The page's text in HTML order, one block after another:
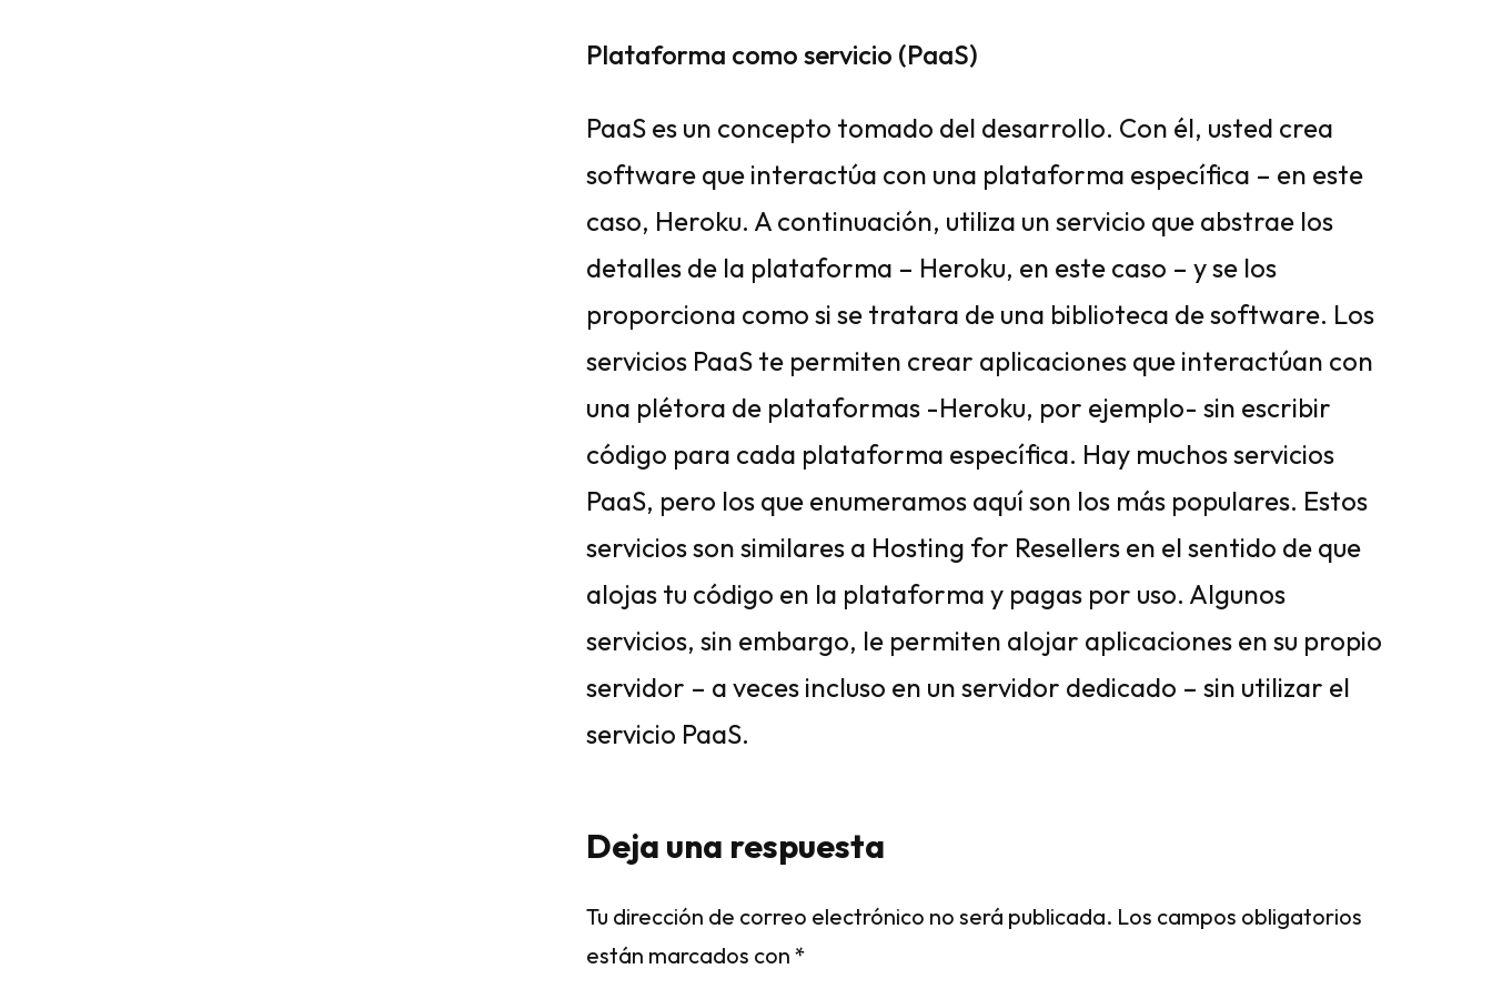
Plataforma como servicio (PaaS)
PaaS es un concepto tomado del desarrollo. Con él, usted crea
software que interactúa con una plataforma específica – en este
caso, Heroku. A continuación, utiliza un servicio que abstrae los
detalles de la plataforma – Heroku, en este caso – y se los
proporciona como si se tratara de una biblioteca de software. Los
servicios PaaS te permiten crear aplicaciones que interactúan con
una plétora de plataformas -Heroku, por ejemplo- sin escribir
código para cada plataforma específica. Hay muchos servicios
PaaS, pero los que enumeramos aquí son los más populares. Estos
servicios son similares a Hosting for Resellers en el sentido de que
alojas tu código en la plataforma y pagas por uso. Algunos
servicios, sin embargo, le permiten alojar aplicaciones en su propio
servidor – a veces incluso en un servidor dedicado – sin utilizar el
servicio PaaS.
Deja una respuesta
Tu dirección de correo electrónico no será publicada. Los campos obligatorios
están marcados con *